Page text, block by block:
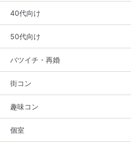
40代向け
50代向け
バツイチ・再婚
街コン
趣味コン
個室